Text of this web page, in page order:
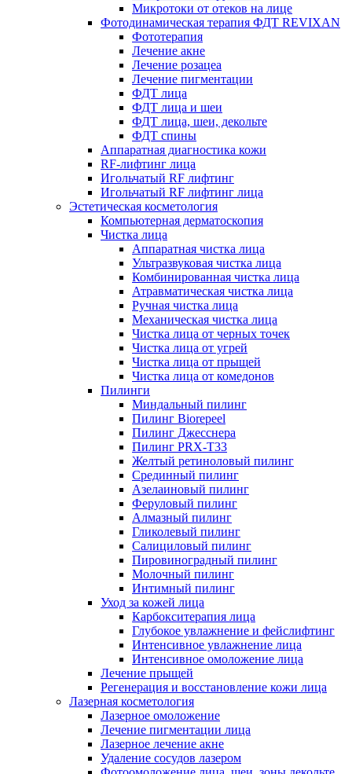
Микротоки от отеков на лице
Фотодинамическая терапия ФДТ REVIXAN
Фототерапия
Лечение акне
Лечение розацеа
Лечение пигментации
ФДТ лица
ФДТ лица и шеи
ФДТ лица, шеи, декольте
ФДТ спины
Аппаратная диагностика кожи
RF-лифтинг лица
Игольчатый RF лифтинг
Игольчатый RF лифтинг лица
Эстетическая косметология
Компьютерная дерматоскопия
Чистка лица
Аппаратная чистка лица
Ультразвуковая чистка лица
Комбинированная чистка лица
Атравматическая чистка лица
Ручная чистка лица
Механическая чистка лица
Чистка лица от черных точек
Чистка лица от угрей
Чистка лица от прыщей
Чистка лица от комедонов
Пилинги
Миндальный пилинг
Пилинг Biorepeel
Пилинг Джесснера
Пилинг PRX-T33
Желтый ретиноловый пилинг
Срединный пилинг
Азелаиновый пилинг
Феруловый пилинг
Алмазный пилинг
Гликолевый пилинг
Салициловый пилинг
Пировиноградный пилинг
Молочный пилинг
Интимный пилинг
Уход за кожей лица
Карбокситерапия лица
Глубокое увлажнение и фейслифтинг
Интенсивное увлажнение лица
Интенсивное омоложение лица
Лечение прыщей
Регенерация и восстановление кожи лица
Лазерная косметология
Лазерное омоложение
Лечение пигментации лица
Лазерное лечение акне
Удаление сосудов лазером